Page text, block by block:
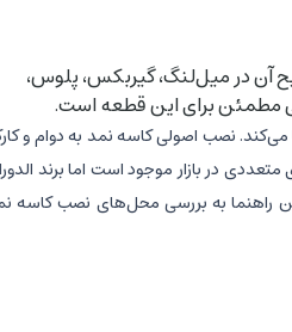
آن در میل‌لنگ، گیربکس، پلوس،
مطمئن برای این قطعه است.
نصب اصولی کاسه نمد به دوام و
در بازار موجود است اما برند
راهنما به بررسی محل‌های نصب کاسه